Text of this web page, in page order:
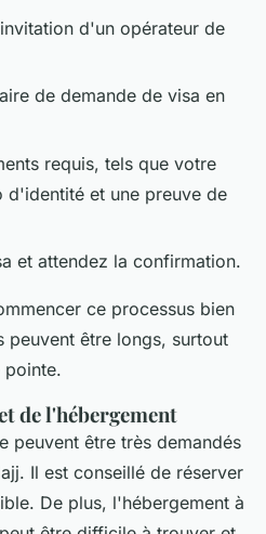
d'un opérateur de
de demande de visa en
requis, tels que votre
d'identité et une preuve de
et attendez la confirmation.
ce processus bien
peuvent être longs, surtout
pointe.
de l'hébergement
peuvent être très demandés
Il est conseillé de réserver
De plus, l'hébergement à